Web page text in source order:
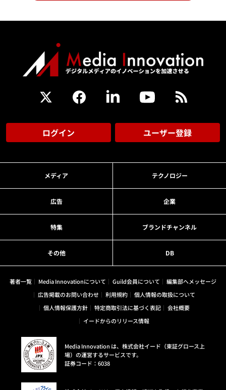
ログイン ユーザー登録
メディア テクノロジー
広告 企業
特集 ブランドチャンネル
その他 DB
著者一覧 Media Innovationについて Guild会員について
編集部へメッセージ
広告掲載のお問い合わせ
利用規約
個人情報の取扱について
個人情報保護方針
特定商取引法に基づく表記
会社概要
イードからのリリース情報
Media Innovation は、株式会社イード（東証グロース上
場）の運営するサービスです。
証券コード：6038